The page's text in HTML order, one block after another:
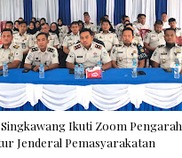
Singkawang Ikuti Zoom
Jenderal Pemasyarakatan